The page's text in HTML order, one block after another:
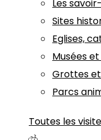
Les
Sites
Eglises,
Musées
Grottes
Parcs
Toutes les